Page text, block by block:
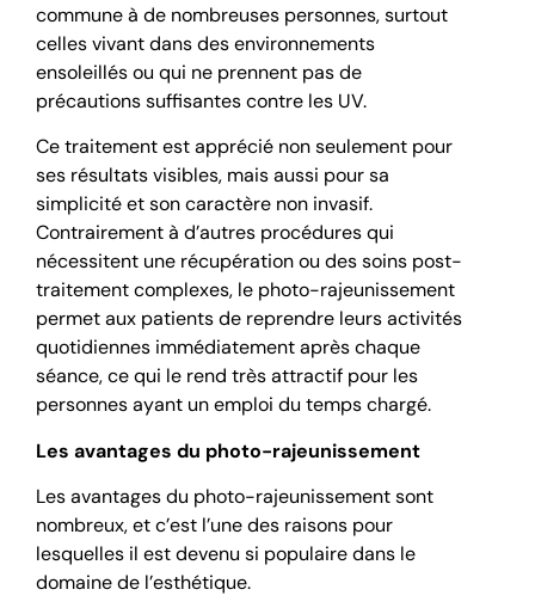
commune à de nombreuses personnes, surtout
celles vivant dans des environnements
ensoleillés ou qui ne prennent pas de
précautions suffisantes contre les UV.
Ce traitement est apprécié non seulement pour
ses résultats visibles, mais aussi pour sa
simplicité et son caractère non invasif.
Contrairement à d’autres procédures qui
nécessitent une récupération ou des soins post-
traitement complexes, le photo-rajeunissement
permet aux patients de reprendre leurs activités
quotidiennes immédiatement après chaque
séance, ce qui le rend très attractif pour les
personnes ayant un emploi du temps chargé.
Les avantages du photo-rajeunissement
Les avantages du photo-rajeunissement sont
nombreux, et c’est l’une des raisons pour
lesquelles il est devenu si populaire dans le
domaine de l’esthétique.